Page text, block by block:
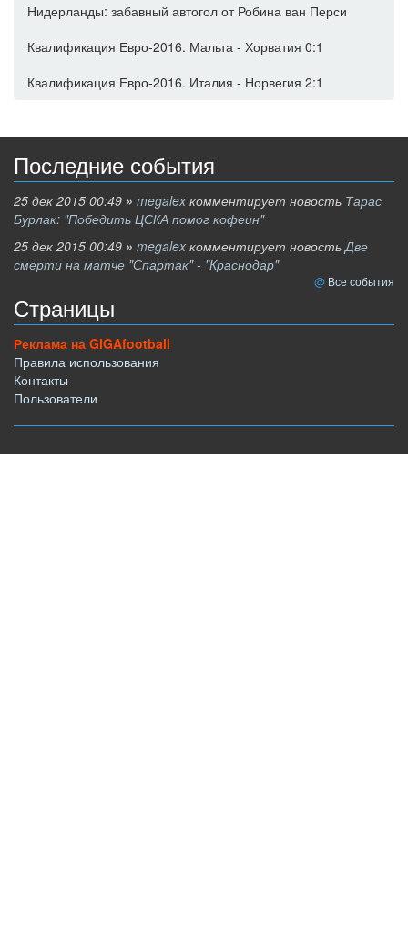
Нидерланды: забавный автогол от Робина ван Перси
Квалификация Евро-2016. Мальта - Хорватия 0:1
Квалификация Евро-2016. Италия - Норвегия 2:1
Последние события
25 дек 2015 00:49 » megalex комментирует новость Тарас
Бурлак: "Победить ЦСКА помог кофеин"
25 дек 2015 00:49 » megalex комментирует новостьДве
смерти на матче "Спартак" - "Краснодар"
Все события
Страницы
Реклама на GIGAfootball
Правила использования
Контакты
Пользователи